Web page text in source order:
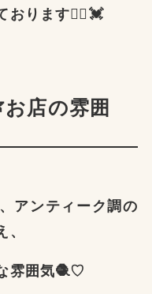
おります🙇‍♀️💓
お店の雰囲
アンティーク調の
雰囲気🧶♡